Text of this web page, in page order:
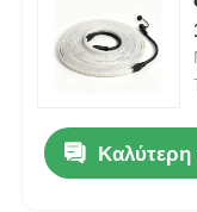
Καλύτερη